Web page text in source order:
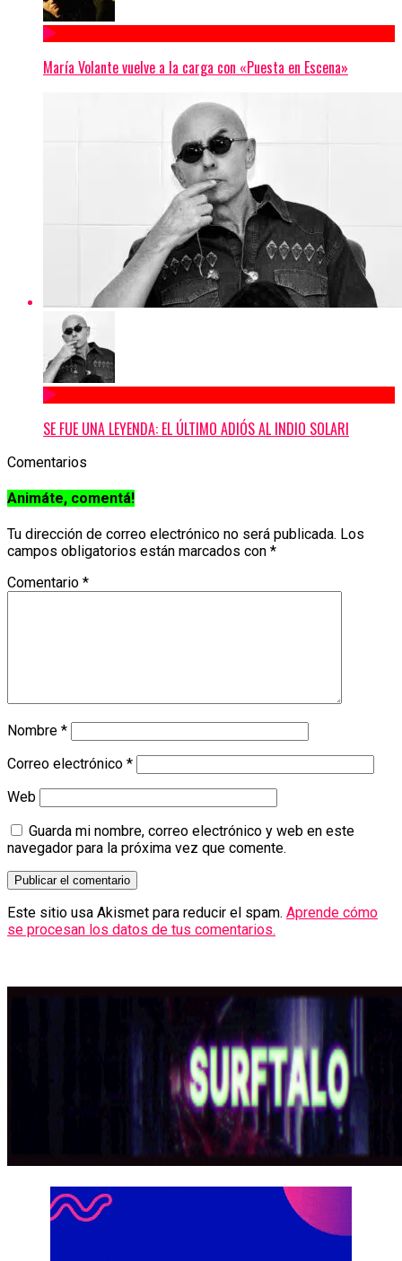
María Volante vuelve a la carga con «Puesta en Escena»
SE FUE UNA LEYENDA: EL ÚLTIMO ADIÓS AL INDIO SOLARI
Comentarios
Animáte, comentá!
Tu dirección de correo electrónico no será publicada. Los
campos obligatorios están marcados con *
Comentario *
Nombre *
Correo electrónico *
Web
Guarda mi nombre, correo electrónico y web en este
navegador para la próxima vez que comente.
Este sitio usa Akismet para reducir el spam. Aprende cómo
se procesan los datos de tus comentarios.